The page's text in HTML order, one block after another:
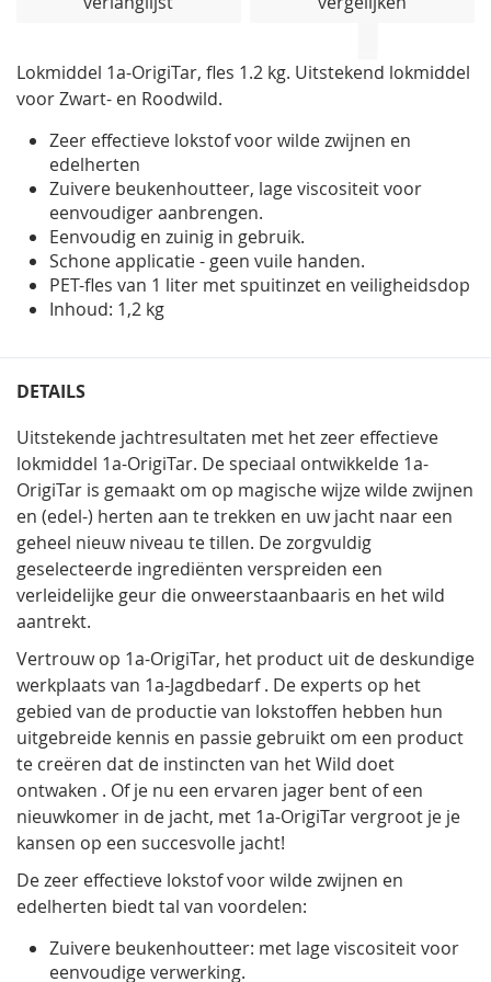
Lokmiddel 1a-OrigiTar, fles 1.2 kg. Uitstekend lokmiddel
voor Zwart- en Roodwild.
Zeer effectieve lokstof voor wilde zwijnen en
edelherten
Zuivere beukenhoutteer, lage viscositeit voor
eenvoudiger aanbrengen.
Eenvoudig en zuinig in gebruik.
Schone applicatie - geen vuile handen.
PET-fles van 1 liter met spuitinzet en veiligheidsdop
Inhoud: 1,2 kg
DETAILS
Uitstekende jachtresultaten met het zeer effectieve
lokmiddel 1a-OrigiTar. De speciaal ontwikkelde 1a-
OrigiTar is gemaakt om op magische wijze wilde zwijnen
en (edel-) herten aan te trekken en uw jacht naar een
geheel nieuw niveau te tillen. De zorgvuldig
geselecteerde ingrediënten verspreiden een
verleidelijke geur die onweerstaanbaaris en het wild
aantrekt.
Vertrouw op 1a-OrigiTar, het product uit de deskundige
werkplaats van 1a-Jagdbedarf. De experts op het
gebied van de productie van lokstoffen hebben hun
uitgebreide kennis en passie gebruikt om een ​​product
te creëren dat de instincten van het Wild doet
ontwaken . Of je nu een ervaren jager bent of een
nieuwkomer in de jacht, met 1a-OrigiTarvergroot je je
kansen op een succesvolle jacht!
De zeer effectieve lokstof voorwilde zwijnen en
edelherten biedt tal van voordelen:
Zuivere beukenhoutteer: met lage viscositeit voor
eenvoudige verwerking.